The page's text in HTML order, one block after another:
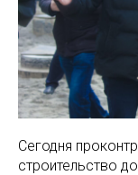
Сегодня
строительство